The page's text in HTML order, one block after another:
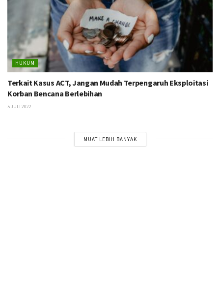
HUKUM
Terkait Kasus ACT, Jangan Mudah Terpengaruh Eksploitasi
Korban Bencana Berlebihan
5 JULI 2022
MUAT LEBIH BANYAK